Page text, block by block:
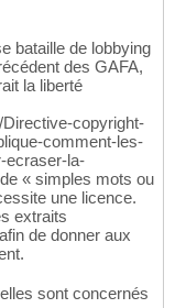
bataille de lobbying
des GAFA,
la liberté
copyright-
comment-les-
ecraser-la-
« simples mots ou
une licence.
extraits
de donner aux
sont concernés